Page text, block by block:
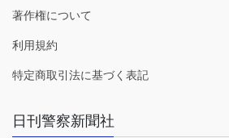
著作権について
利用規約
特定商取引法に基づく表記
日刊警察新聞社